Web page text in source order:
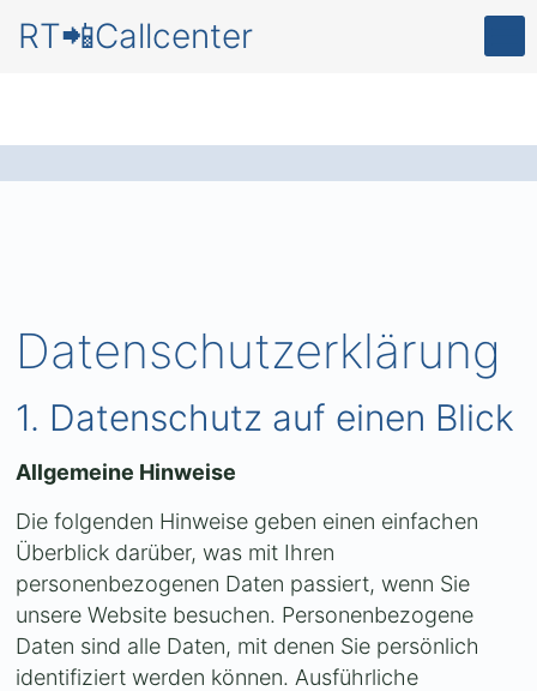
RT📲Callcenter
Datenschutzerklärung
1. Datenschutz auf einen Blick
Allgemeine Hinweise
Die folgenden Hinweise geben einen einfachen
Überblick darüber, was mit Ihren
personenbezogenen Daten passiert, wenn Sie
unsere Website besuchen. Personenbezogene
Daten sind alle Daten, mit denen Sie persönlich
identifiziert werden können. Ausführliche